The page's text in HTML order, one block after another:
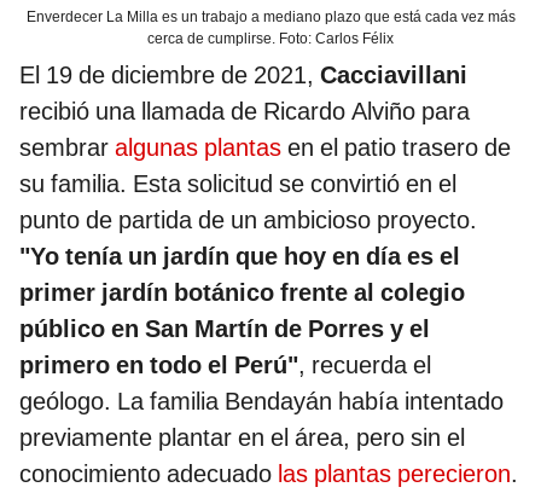
Enverdecer La Milla es un trabajo a mediano plazo que está cada vez más
cerca de cumplirse. Foto: Carlos Félix
El 19 de diciembre de 2021, Cacciavillani
recibió una llamada de Ricardo Alviño para
sembrar algunas plantas en el patio trasero de
su familia. Esta solicitud se convirtió en el
punto de partida de un ambicioso proyecto.
"Yo tenía un jardín que hoy en día es el
primer jardín botánico frente al colegio
público en San Martín de Porres y el
primero en todo el Perú", recuerda el
geólogo. La familia Bendayán había intentado
previamente plantar en el área, pero sin el
conocimiento adecuado las plantas perecieron.